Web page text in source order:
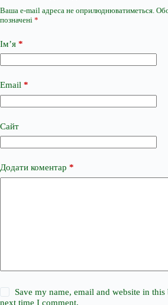
Ваша e-mail адреса не оприлюднюватиметься.
позначені *
Ім’я *
Email *
Сайт
Додати коментар *
Save my name, email and website in
next time I comment.